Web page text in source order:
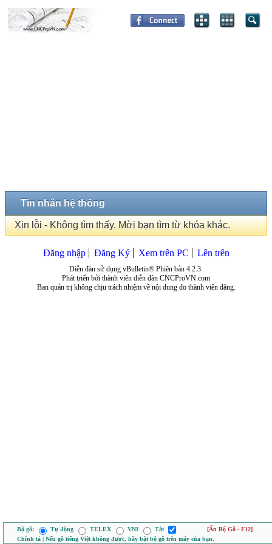
Tin nhắn hệ thống
Xin lỗi - Không tìm thấy. Mời bạn tìm từ khóa khác.
Đăng nhập Đăng Ký Xem trên PC Lên trên
Diễn đàn sử dụng vBulletin® Phiên bản 4.2.3.
Phát triển bởi thành viên diễn đàn CNCProVN.com
Ban quản trị không chịu trách nhiệm về nội dung do thành viên đăng.
Bộ gõ: Tự động TELEX VNI Tắt
[Ẩn Bộ Gõ - F12]
Chính tả | Nếu gõ tiếng Việt không được, hãy bật bộ gõ trên máy của bạn.